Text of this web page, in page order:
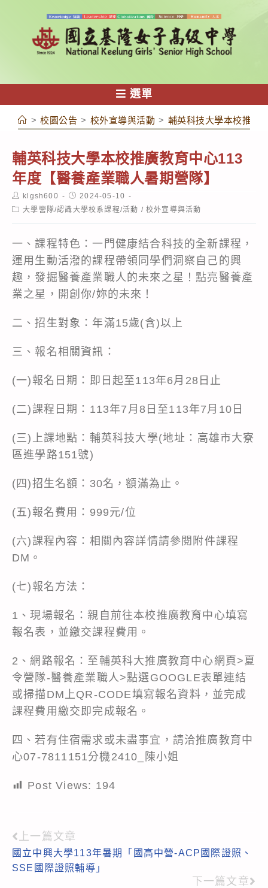
容
選單
> 校園公告 > 校外宣導與活動 > 輔英科技大學本校推廣
輔英科技大學本校推廣教育中心113
年度【醫養產業職人暑期營隊】
Post
author:
klgsh600
Post
published:
2024-05-10
Post大學營隊/認識大學校系課程/活動 / 校外宣導與活動
一、課程特色：一門健康結合科技的全新課程，
運用生動活潑的課程帶領同學們洞察自己的興
趣，發掘醫養產業職人的未來之星！點亮醫養產
業之星，開創你/妳的未來！
二、招生對象：年滿15歲(含)以上
三、報名相關資訊：
(一)報名日期：即日起至113年6月28日止
(二)課程日期：113年7月8日至113年7月10日
(三)上課地點：輔英科技大學(地址：高雄市大寮
區進學路151號)
(四)招生名額：30名，額滿為止。
(五)報名費用：999元/位
(六)課程內容：相關內容詳情請參閱附件課程
DM。
(七)報名方法：
1、現場報名：親自前往本校推廣教育中心填寫
報名表，並繳交課程費用。
2、網路報名：至輔英科大推廣教育中心網頁>夏
令營隊-醫養產業職人>點選GOOGLE表單連結
或掃描DM上QR-CODE填寫報名資料，並完成
課程費用繳交即完成報名。
四、若有住宿需求或未盡事宜，請洽推廣教育中
心07-7811151分機2410_陳小姐
Post Views: 194
Read
more
上一篇文章
國立中興大學113年暑期「國高中營-ACP國際證照、
SSE國際證照輔導」
下一篇文章